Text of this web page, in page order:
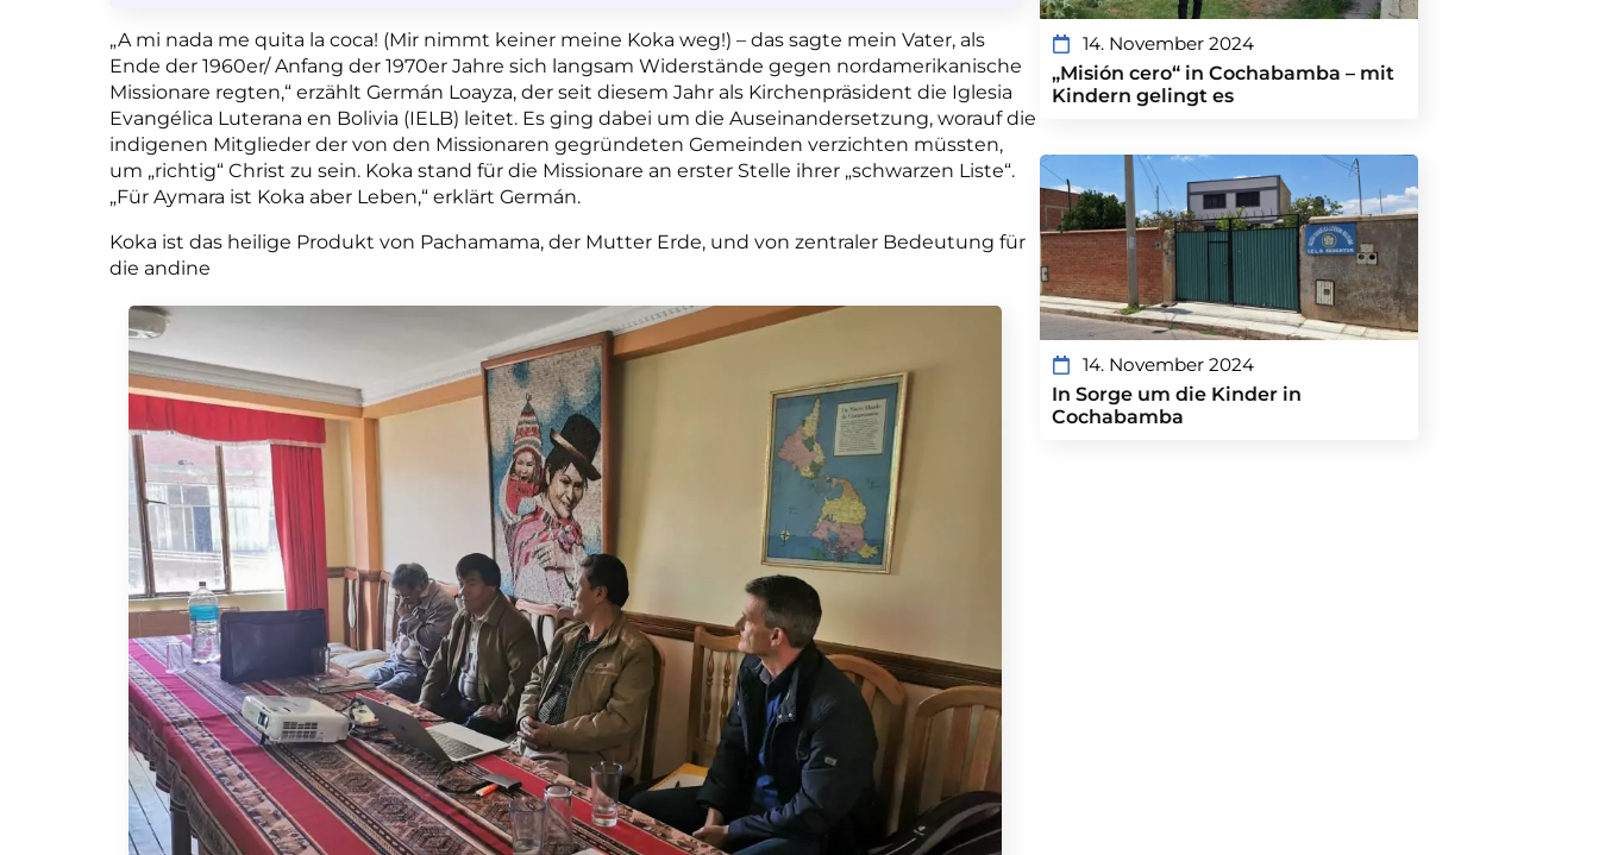
„A mi nada me quita la coca! (Mir nimmt keiner meine Koka weg!) – das sagte mein Vater, als
Ende der 1960er/ Anfang der 1970er Jahre sich langsam Widerstände gegen nordamerikanische
Missionare regten,“ erzählt Germán Loayza, der seit diesem Jahr als Kirchenpräsident die Iglesia
Evangélica Luterana en Bolivia (IELB) leitet. Es ging dabei um die Auseinandersetzung, worauf die
indigenen Mitglieder der von den Missionaren gegründeten Gemeinden verzichten müssten,
um „richtig“ Christ zu sein. Koka stand für die Missionare an erster Stelle ihrer „schwarzen Liste“.
„Für Aymara ist Koka aber Leben,“ erklärt Germán.
Koka ist das heilige Produkt von Pachamama, der Mutter Erde, und von zentraler Bedeutung für
die andine
14. November 2024
„Misión cero“ in Cochabamba – mit
Kindern gelingt es
14. November 2024
In Sorge um die Kinder in
Cochabamba